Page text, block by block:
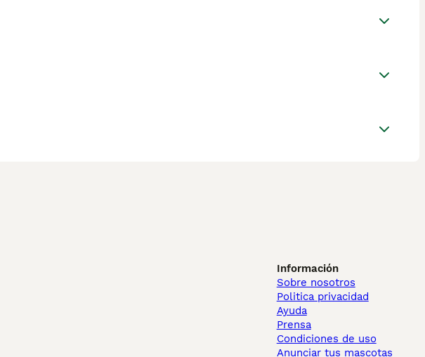
Información
Sobre nosotros
Politica privacidad
Ayuda
Prensa
Condiciones de uso
Anunciar tus mascotas